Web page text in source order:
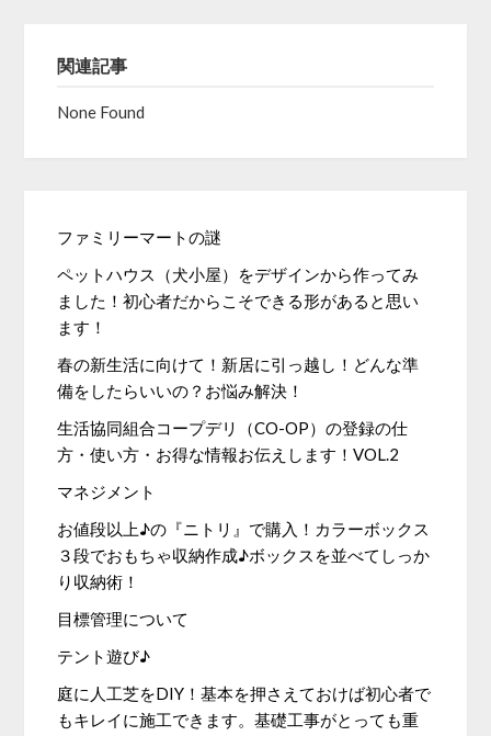
関連記事
None Found
ファミリーマートの謎
ペットハウス（犬小屋）をデザインから作ってみ
ました！初心者だからこそできる形があると思い
ます！
春の新生活に向けて！新居に引っ越し！どんな準
備をしたらいいの？お悩み解決！
生活協同組合コープデリ（CO-OP）の登録の仕
方・使い方・お得な情報お伝えします！VOL.2
マネジメント
お値段以上♪の『ニトリ』で購入！カラーボックス
３段でおもちゃ収納作成♪ボックスを並べてしっか
り収納術！
目標管理について
テント遊び♪
庭に人工芝をDIY！基本を押さえておけば初心者で
もキレイに施工できます。基礎工事がとっても重